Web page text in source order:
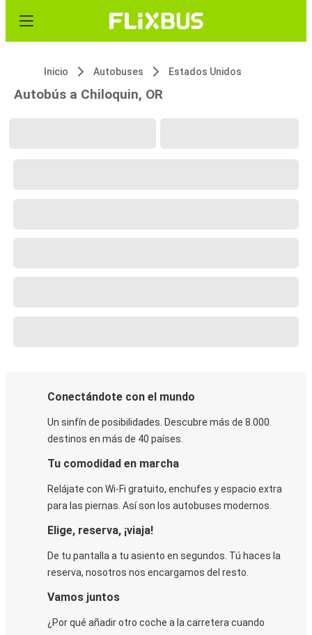
Inicio Autobuses Estados Unidos
Autobús a Chiloquin, OR
Conectándote con el mundo
Un sinfín de posibilidades. Descubre más de 8.000
destinos en más de 40 países.
Tu comodidad en marcha
Relájate con Wi-Fi gratuito, enchufes y espacio extra
para las piernas. Así son los autobuses modernos.
Elige, reserva, ¡viaja!
De tu pantalla a tu asiento en segundos. Tú haces la
reserva, nosotros nos encargamos del resto.
Vamos juntos
¿Por qué añadir otro coche a la carretera cuando